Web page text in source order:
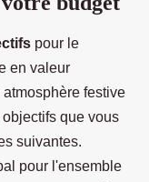
pour le
en valeur
festive
que vous
suivantes.
pour l'ensemble